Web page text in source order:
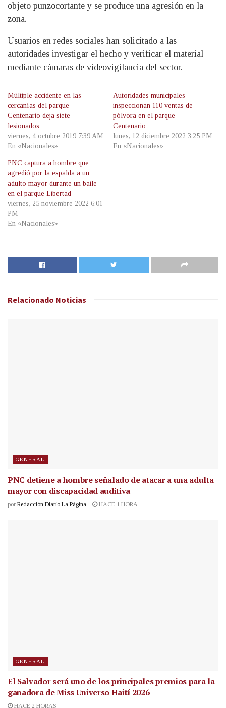
objeto punzocortante y se produce una agresión en la
zona.
Usuarios en redes sociales han solicitado a las
autoridades investigar el hecho y verificar el material
mediante cámaras de videovigilancia del sector.
Múltiple accidente en las
cercanías del parque
Centenario deja siete
lesionados
viernes, 4 octubre 2019 7:39 AM
En «Nacionales»
Autoridades municipales
inspeccionan 110 ventas de
pólvora en el parque
Centenario
lunes, 12 diciembre 2022 3:25 PM
En «Nacionales»
PNC captura a hombre que
agredió por la espalda a un
adulto mayor durante un baile
en el parque Libertad
viernes, 25 noviembre 2022 6:01
PM
En «Nacionales»
Relacionado Noticias
GENERAL
PNC detiene a hombre señalado de atacar a una adulta
mayor con discapacidad auditiva
por Redacción Diario La Página HACE 1 HORA
GENERAL
El Salvador será uno de los principales premios para la
ganadora de Miss Universo Haití 2026
HACE 2 HORAS